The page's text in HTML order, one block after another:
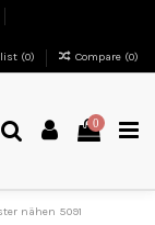
(0) Compare (0)
0
nähen 5091